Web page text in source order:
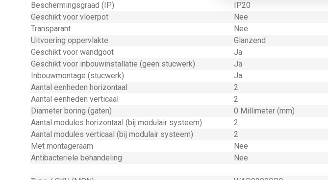
Beschermingsgraad (IP)
IP20
Geschikt voor vloerpot
Nee
Transparant
Nee
Uitvoering oppervlakte
Glanzend
Geschikt voor wandgoot
Ja
Geschikt voor inbouwinstallatie (geen stucwerk)
Ja
Inbouwmontage (stucwerk)
Ja
Aantal eenheden horizontaal
2
Aantal eenheden verticaal
2
Diameter boring (gaten)
0 Millimeter (mm)
Aantal modules horizontaal (bij modulair systeem)
2
Aantal modules verticaal (bij modulair systeem)
2
Met montageraam
Nee
Antibacteriële behandeling
Nee